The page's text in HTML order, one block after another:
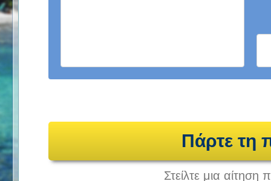
Πάρτε τη
Στείλτε μια